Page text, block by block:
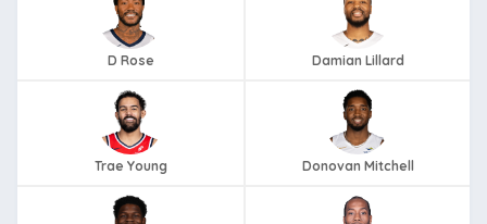
D Rose Damian Lillard
Trae Young Donovan Mitchell